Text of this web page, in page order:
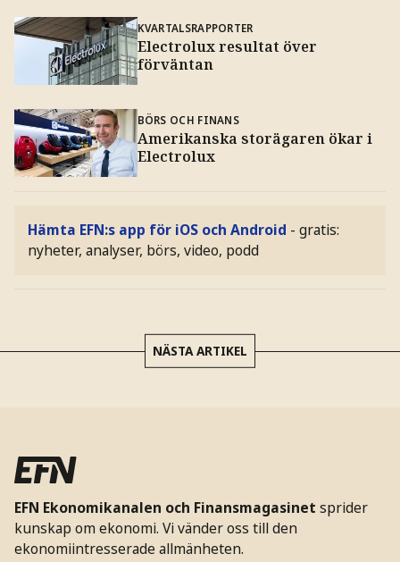
KVARTALSRAPPORTER
Electrolux resultat över
förväntan
BÖRS OCH FINANS
Amerikanska storägaren ökar i
Electrolux
Hämta EFN:s app för iOS och Android - gratis:
nyheter, analyser, börs, video, podd
NÄSTA ARTIKEL
EFN Ekonomikanalen och Finansmagasinet sprider
kunskap om ekonomi. Vi vänder oss till den
ekonomiintresserade allmänheten.